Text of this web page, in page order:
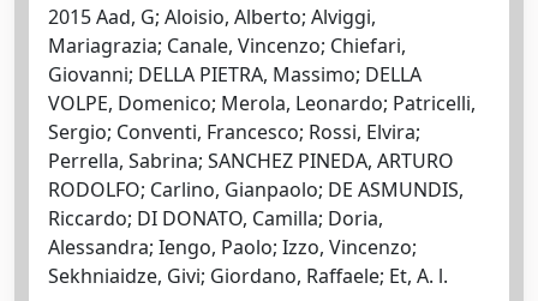
2015 Aad, G; Aloisio, Alberto; Alviggi,
Mariagrazia; Canale, Vincenzo; Chiefari,
Giovanni; DELLA PIETRA, Massimo; DELLA
VOLPE, Domenico; Merola, Leonardo; Patricelli,
Sergio; Conventi, Francesco; Rossi, Elvira;
Perrella, Sabrina; SANCHEZ PINEDA, ARTURO
RODOLFO; Carlino, Gianpaolo; DE ASMUNDIS,
Riccardo; DI DONATO, Camilla; Doria,
Alessandra; Iengo, Paolo; Izzo, Vincenzo;
Sekhniaidze, Givi; Giordano, Raffaele; Et, A. l.